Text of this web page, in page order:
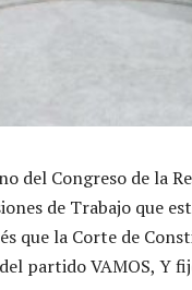
del Congreso de la
de Trabajo que
que la Corte de
partido VAMOS, Y